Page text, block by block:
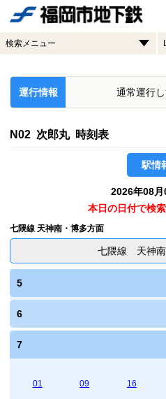
検索メニュー
運行情報 通常運行し
N02 次郎丸 時刻表
駅情
2026年08
本日の日付で検索
七隈線 天神南・博多方面
七隈線 天神南
5
6
7
01 09 16